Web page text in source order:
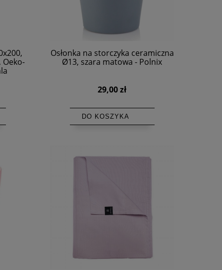
Osłonka na storczyka ceramiczna
Ø13, szara matowa - Polnix
29,00 zł
DO KOSZYKA